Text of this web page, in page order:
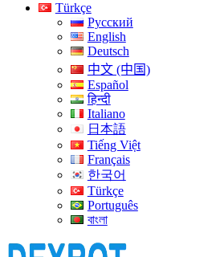
Türkçe
Русский
English
Deutsch
中文 (中国)
Español
हिन्दी
Italiano
日本語
Tiếng Việt
Français
한국어
Türkçe
Português
বাংলা